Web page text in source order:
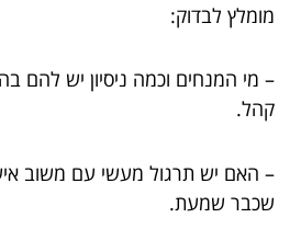
מומלץ לבדוק:
– מי המנחים וכמה ניסיון יש להם
קהל.
– האם יש תרגול מעשי עם משוב
שכבר שמעת.